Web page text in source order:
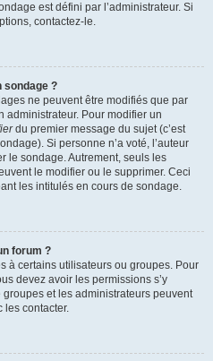
est défini par l’administrateur. Si
contactez-le.
sondage ?
ne peuvent être modifiés que par
administrateur. Pour modifier un
du premier message du sujet (c’est
Si personne n’a voté, l’auteur
le sondage. Autrement, seuls les
le modifier ou le supprimer. Ceci
les intitulés en cours de sondage.
forum ?
à certains utilisateurs ou groupes. Pour
devez avoir les permissions s’y
et les administrateurs peuvent
les contacter.